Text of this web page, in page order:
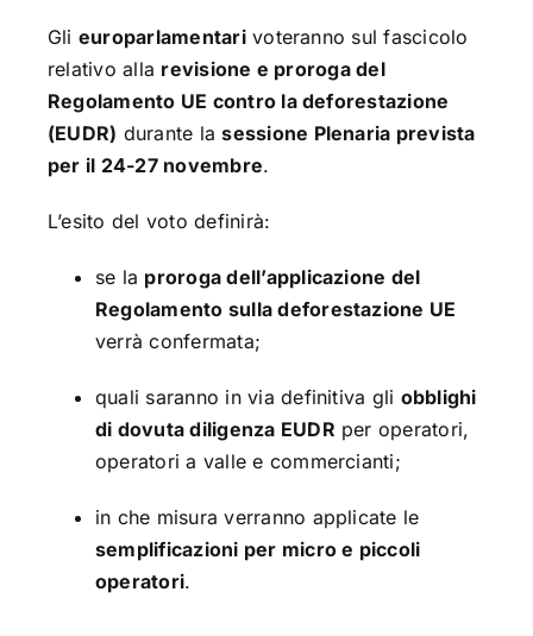
Gli europarlamentarivoteranno sul fascicolo
relativo alla revisione e proroga del
Regolamento UE contro la deforestazione
(EUDR) durante lasessione Plenaria prevista
per il 24-27 novembre.
L’esito del voto definirà:
se la proroga dell’applicazione del
Regolamento sulla deforestazione UE
verrà confermata;
quali saranno in via definitiva gli obblighi
di dovuta diligenza EUDR per operatori,
operatori a valle e commercianti;
in che misura verranno applicate le
semplificazioni per micro e piccoli
operatori.